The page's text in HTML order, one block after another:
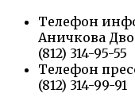
Телефон
Аничкова
(812) 314-95-55
Телефон
(812) 314-99-91